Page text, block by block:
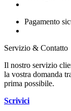
Pagamento
Servizio & Contatto
Il nostro servizio
la vostra domanda
prima possibile.
Scrivici